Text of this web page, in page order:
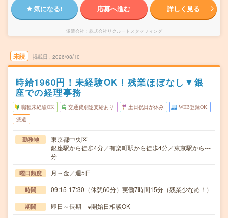
気になる! 応募へ進む 詳しく見る
派遣会社 株式会社リクルートスタッフィング
未読 掲載日 2026/08/10
時給1960円！未経験OK！残業ほぼなし▼銀
座での経理事務
職種未経験OK 交通費別途支給あり 土日祝日が休み WEB登録OK
派遣
勤務地
東京都中央区
銀座駅から徒歩4分／有楽町駅から徒歩4分／東京駅から---
分
曜日頻度 月～金／週5日
時間 09:15-17:30（休憩60分）実働7時間15分（残業少なめ！）
期間 即日～長期 ※開始日相談OK